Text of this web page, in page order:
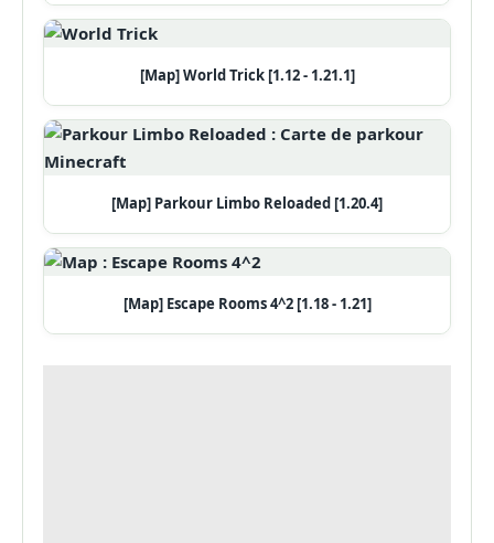
[Map] World Trick [1.12 - 1.21.1]
[Map] Parkour Limbo Reloaded [1.20.4]
[Map] Escape Rooms 4^2 [1.18 - 1.21]